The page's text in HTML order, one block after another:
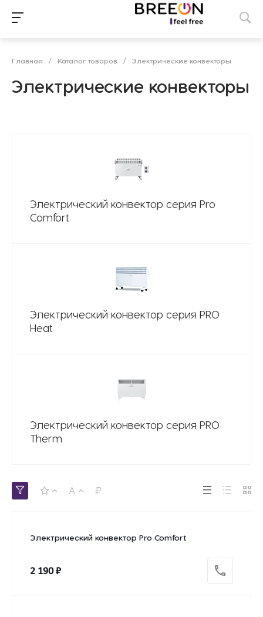
Главная / Каталог товаров / Электрические конвекторы
Электрические конвекторы
Электрический конвектор серия Pro
Comfort
Электрический конвектор серия PRO
Heat
Электрический конвектор серия PRO
Therm
Электрический конвектор Pro Comfort
2 190 ₽